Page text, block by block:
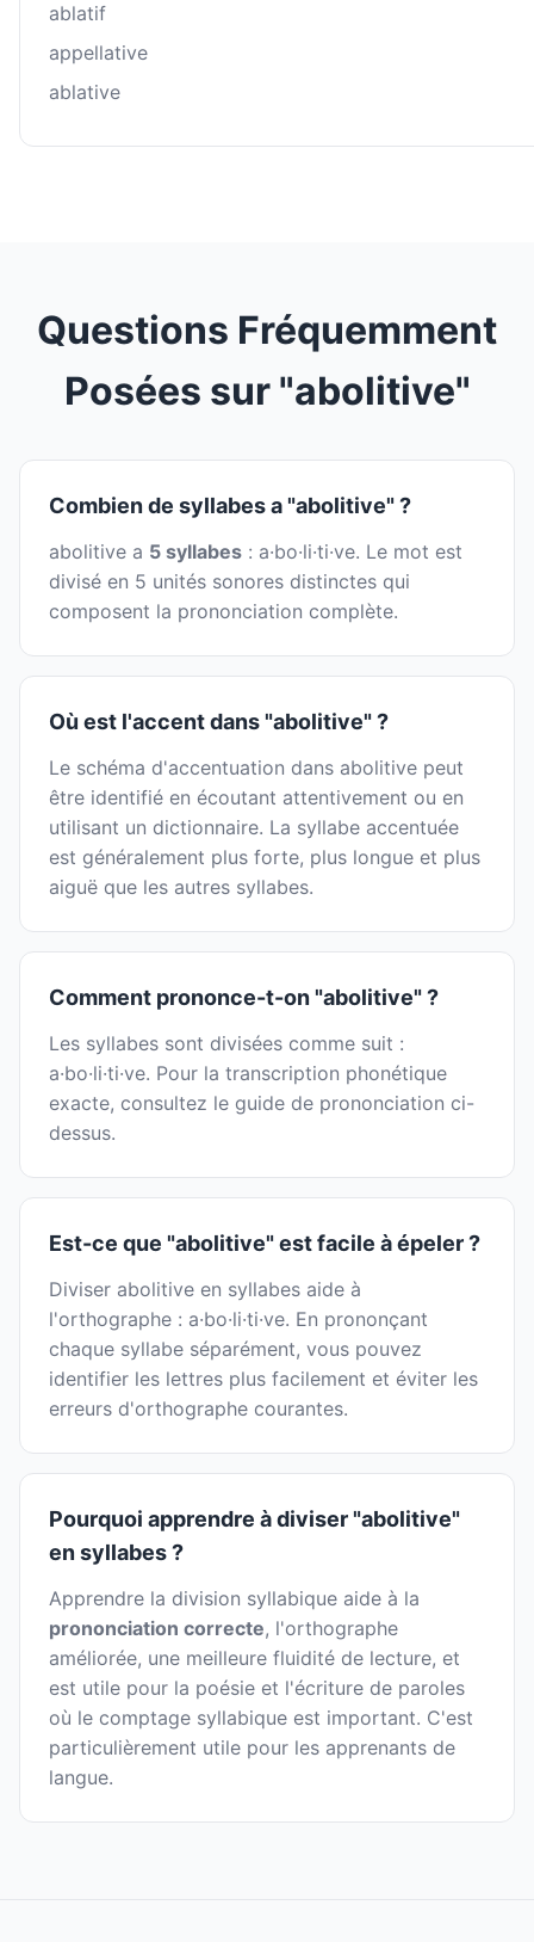
ablatif
appellative
ablative
Questions Fréquemment
Posées sur "abolitive"
Combien de syllabes a "abolitive" ?
abolitive a 5 syllabes : a·bo·li·ti·ve. Le mot est
divisé en 5 unités sonores distinctes qui
composent la prononciation complète.
Où est l'accent dans "abolitive" ?
Le schéma d'accentuation dans abolitive peut
être identifié en écoutant attentivement ou en
utilisant un dictionnaire. La syllabe accentuée
est généralement plus forte, plus longue et plus
aiguë que les autres syllabes.
Comment prononce-t-on "abolitive" ?
Les syllabes sont divisées comme suit :
a·bo·li·ti·ve. Pour la transcription phonétique
exacte, consultez le guide de prononciation ci-
dessus.
Est-ce que "abolitive" est facile à épeler ?
Diviser abolitive en syllabes aide à
l'orthographe : a·bo·li·ti·ve. En prononçant
chaque syllabe séparément, vous pouvez
identifier les lettres plus facilement et éviter les
erreurs d'orthographe courantes.
Pourquoi apprendre à diviser "abolitive"
en syllabes ?
Apprendre la division syllabique aide à la
prononciation correcte, l'orthographe
améliorée, une meilleure fluidité de lecture, et
est utile pour la poésie et l'écriture de paroles
où le comptage syllabique est important. C'est
particulièrement utile pour les apprenants de
langue.